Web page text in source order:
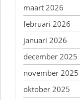
maart 2026
februari 2026
januari 2026
december 2025
november 2025
oktober 2025